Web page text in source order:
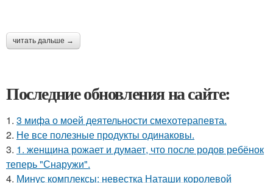
читать дальше →
Последние обновления на сайте:
1. 3 мифа о моей деятельности смехотерапевта.
2. Не все полезные продукты одинаковы.
3. 1. женщина рожает и думает, что после родов ребёнок
теперь "Снаружи".
4. Минус комплексы: невестка Наташи королевой